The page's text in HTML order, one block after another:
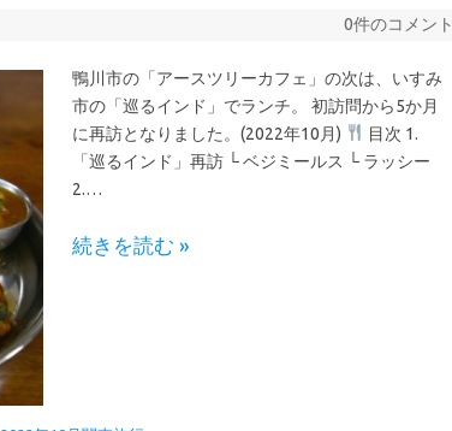
0件のコメント
鴨川市の「アースツリーカフェ」の次は、いすみ
市の「巡るインド」でランチ。 初訪問から5か月
に再訪となりました。(2022年10月)
目次 1.
「巡るインド」再訪 └ ベジミールス └ ラッシー
2.…
続きを読む »